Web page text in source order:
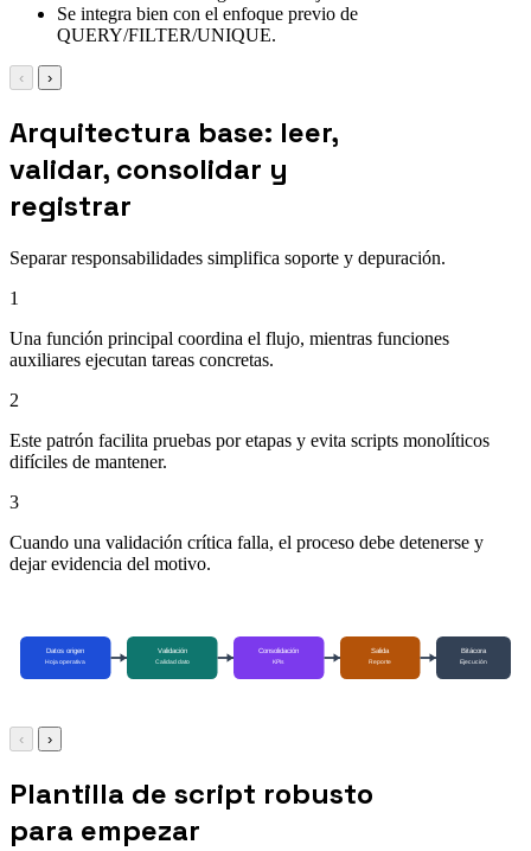
Se integra bien con el enfoque previo de
QUERY/FILTER/UNIQUE.
‹ ›
Arquitectura base: leer,
validar, consolidar y
registrar
Separar responsabilidades simplifica soporte y depuración.
1
Una función principal coordina el flujo, mientras funciones
auxiliares ejecutan tareas concretas.
2
Este patrón facilita pruebas por etapas y evita scripts monolíticos
difíciles de mantener.
3
Cuando una validación crítica falla, el proceso debe detenerse y
dejar evidencia del motivo.
‹ ›
Plantilla de script robusto
para empezar